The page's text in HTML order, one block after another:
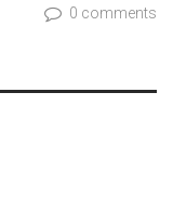
0 comments